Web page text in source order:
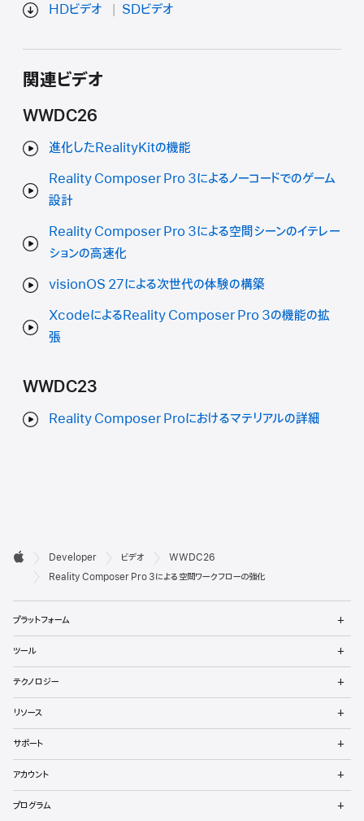
HDビデオ SDビデオ
関連ビデオ
WWDC26
進化したRealityKitの機能
Reality Composer Pro 3によるノーコードでのゲーム
設計
Reality Composer Pro 3による空間シーンのイテレー
ションの高速化
visionOS 27による次世代の体験の構築
XcodeによるReality Composer Pro 3の機能の拡
張
WWDC23
Reality Composer Proにおけるマテリアルの詳細
デ
ロ
ッ
パ
向
け
フ
ッ
タ

Apple
Developer ビデオ
WWDC26
Reality Composer Pro 3による空間ワークフローの強化
プラットフォーム
ュ
を
く
ツール
ュ
を
く
テクノロジー
ュ
を
く
リソース
ュ
を
く
サポート
ュ
を
アカウント
ュ
プログラム